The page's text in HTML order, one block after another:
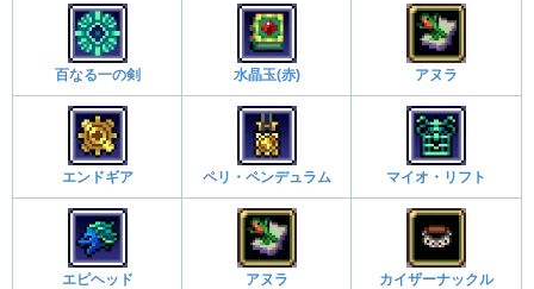
百なる一の剣 水晶玉(赤) アヌラ
エンドギア ペリ・ペンデュラム マイオ・リフト
エピヘッド アヌラ カイザーナックル